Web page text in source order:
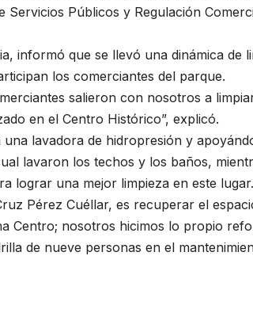
Servicios Públicos y Regulación
informó que se llevó una dinámica de
los comerciantes del parque.
salieron con nosotros a
en el Centro Histórico”, explicó.
lavadora de hidropresión y
lavaron los techos y los baños,
lograr una mejor limpieza en este lugar.
Pérez Cuéllar, es recuperar el
Centro; nosotros hicimos lo propio
de nueve personas en el